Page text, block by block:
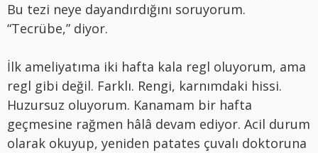
Bu tezi neye dayandırdığını soruyorum.
“Tecrübe,” diyor.
İlk ameliyatıma iki hafta kala regl oluyorum, ama
regl gibi değil. Farklı. Rengi, karnımdaki hissi.
Huzursuz oluyorum. Kanamam bir hafta
geçmesine rağmen hâlâ devam ediyor. Acil durum
olarak okuyup, yeniden patates çuvalı doktoruna